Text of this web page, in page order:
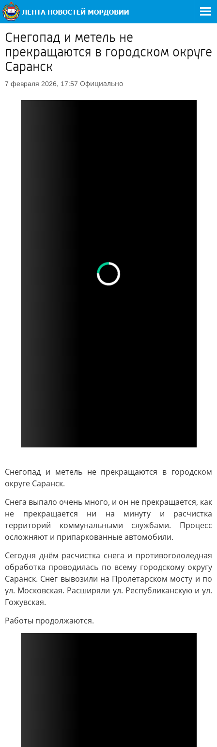
Снегопад и метель не
прекращаются в городском округе
Саранск
7 февраля 2026, 17:57 Официально
Снегопад и метель не прекращаются в городском
округе Саранск.
Снега выпало очень много, и он не прекращается, как
не прекращается ни на минуту и расчистка
территорий коммунальными службами. Процесс
осложняют и припаркованные автомобили.
Сегодня днём расчистка снега и противогололедная
обработка проводилась по всему городскому округу
Саранск. Снег вывозили на Пролетарском мосту и по
ул. Московская. Расширяли ул. Республиканскую и ул.
Гожувская.
Работы продолжаются.